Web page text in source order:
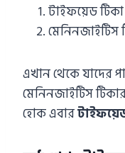
টাইফয়েড টিকা
মেনিনজাইটিস
এখান থেকে যাদের
মেনিনজাইটিস
হোক এবার